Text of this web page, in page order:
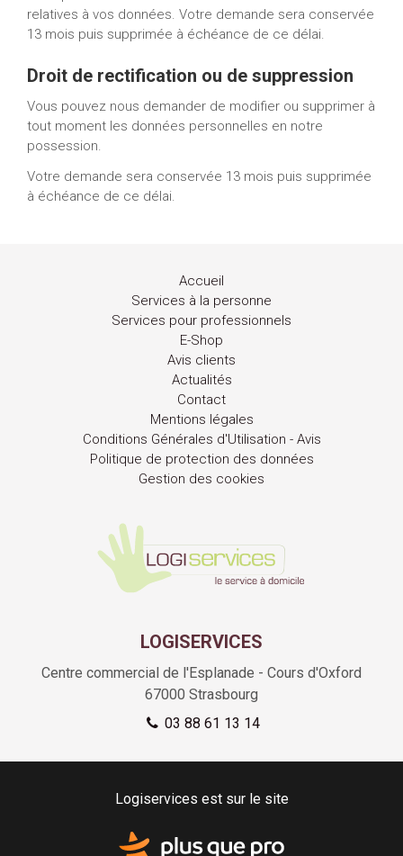
relatives à vos données. Votre demande sera conservée
13 mois puis supprimée à échéance de ce délai.
Droit de rectification ou de suppression
Vous pouvez nous demander de modifier ou supprimer à
tout moment les données personnelles en notre
possession.
Votre demande sera conservée 13 mois puis supprimée
à échéance de ce délai.
Accueil
Services à la personne
Services pour professionnels
E-Shop
Avis clients
Actualités
Contact
Mentions légales
Conditions Générales d'Utilisation - Avis
Politique de protection des données
Gestion des cookies
LOGISERVICES
Centre commercial de l'Esplanade - Cours d'Oxford
67000 Strasbourg
03 88 61 13 14
Logiservices est sur le site